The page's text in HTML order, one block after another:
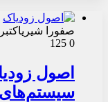
صفورا شیریاکتبر 20, 2023
0
اصول
سیستم‌های